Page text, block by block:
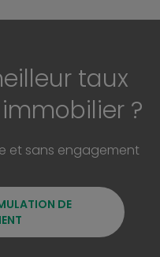
taux
?
et sans engagement
DE